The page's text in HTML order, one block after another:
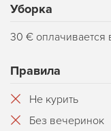
Уборка
30 € оплачивается
Правила
Не курить
Без вечеринок